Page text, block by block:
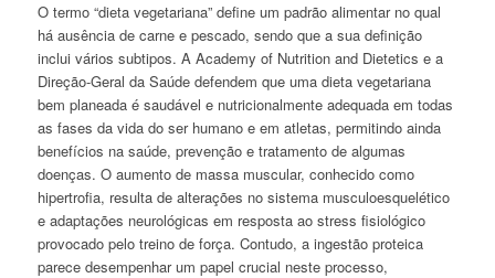
O termo “dieta vegetariana” define um padrão alimentar no qual
há ausência de carne e pescado, sendo que a sua definição
inclui vários subtipos. A Academy of Nutrition and Dietetics e a
Direção-Geral da Saúde defendem que uma dieta vegetariana
bem planeada é saudável e nutricionalmente adequada em todas
as fases da vida do ser humano e em atletas, permitindo ainda
benefícios na saúde, prevenção e tratamento de algumas
doenças. O aumento de massa muscular, conhecido como
hipertrofia, resulta de alterações no sistema musculoesquelético
e adaptações neurológicas em resposta ao stress fisiológico
provocado pelo treino de força. Contudo, a ingestão proteica
parece desempenhar um papel crucial neste processo,